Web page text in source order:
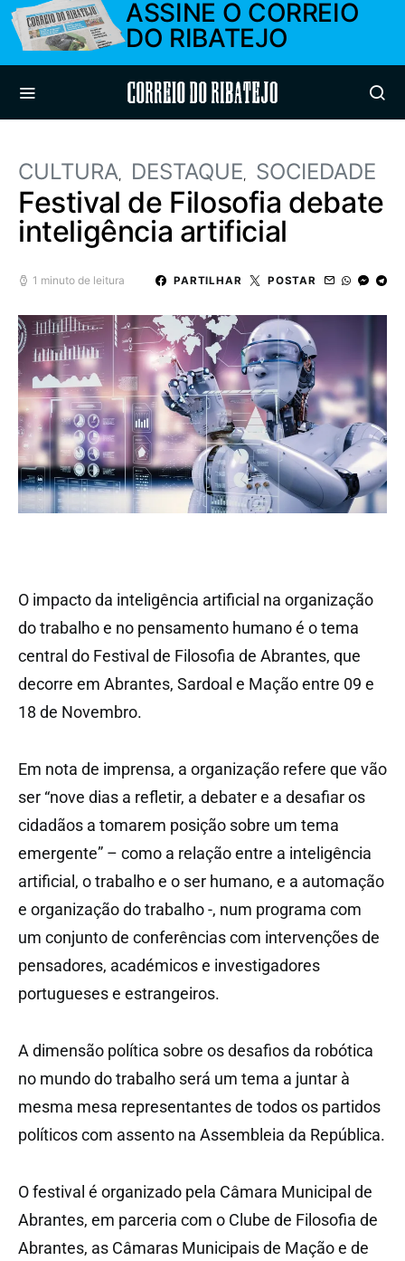
ASSINE O CORREIO
DO RIBATEJO
Correio do Ribatejo
CULTURA DESTAQUE SOCIEDADE
Festival de Filosofia debate
inteligência artificial
1 minuto de leitura PARTILHAR POSTAR
O impacto da inteligência artificial na organização
do trabalho e no pensamento humano é o tema
central do Festival de Filosofia de Abrantes, que
decorre em Abrantes, Sardoal e Mação entre 09 e
18 de Novembro.
Em nota de imprensa, a organização refere que vão
ser “nove dias a refletir, a debater e a desafiar os
cidadãos a tomarem posição sobre um tema
emergente” – como a relação entre a inteligência
artificial, o trabalho e o ser humano, e a automação
e organização do trabalho -, num programa com
um conjunto de conferências com intervenções de
pensadores, académicos e investigadores
portugueses e estrangeiros.
A dimensão política sobre os desafios da robótica
no mundo do trabalho será um tema a juntar à
mesma mesa representantes de todos os partidos
políticos com assento na Assembleia da República.
O festival é organizado pela Câmara Municipal de
Abrantes, em parceria com o Clube de Filosofia de
Abrantes, as Câmaras Municipais de Mação e de